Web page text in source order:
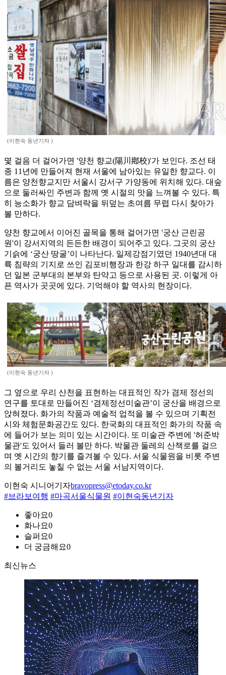
(이현숙 동년기자 )
몇 걸음 더 걸어가면 '양천 향교(陽川鄕校)'가 보인다. 조선 태
종 11년에 만들어져 현재 서울에 남아있는 유일한 향교다. 이
름은 양천향교지만 서울시 강서구 가양동에 위치해 있다. 대숲
으로 둘러싸인 주변과 함께 옛 시절의 맛을 느껴볼 수 있다. 특
히 능소화가 향교 담벼락을 뒤덮는 초여름 무렵 다시 찾아가
볼 만하다.
양천 향교에서 이어진 골목을 통해 걸어가면 '궁산 근린공
원'이 강서지역의 든든한 배경이 되어주고 있다. 그곳의 궁산
기슭에 ‘궁산 땅굴’이 나타난다. 일제강점기였던 1940년대 대
륙 침략의 기지로 쓰인 김포비행장과 한강 하구 일대를 감시하
던 일본 군부대의 본부와 탄약고 등으로 사용된 곳. 이렇게 아
픈 역사가 곳곳에 있다. 기억해야 할 역사의 현장이다.
(이현숙 동년기자 )
그 옆으로 우리 산천을 표현하는 대표적인 작가 겸제 정선의
연구를 토대로 만들어진 ‘겸제정선미술관’이 궁산을 배경으로
앉혀졌다. 화가의 작품과 예술적 업적을 볼 수 있으며 기획전
시와 체험문화공간도 있다. 한국화의 대표적인 화가의 작품 속
에 들어가 보는 의미 있는 시간이다. 또 미술관 주변에 '허준박
물관'도 있어서 들러 볼만 하다. 박물관 둘레의 산책로를 걸으
며 옛 시간의 향기를 즐겨볼 수 있다. 서울 식물원을 비롯 주변
의 볼거리도 놓칠 수 없는 서울 서남지역이다.
이현숙 시니어기자bravopress@etoday.co.kr
#브라보여행 #마곡서울식물원 #이현숙동년기자
좋아요0
화나요0
슬퍼요0
더 궁금해요0
최신뉴스